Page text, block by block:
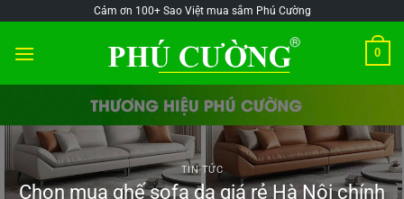
content
Cảm ơn 100+ Sao Việt mua sắm Phú Cường
0
TIN TỨC
Chọn mua ghế sofa da giá rẻ Hà Nội chính
mỪng1
mỪng1